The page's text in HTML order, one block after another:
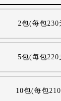
2包(每包230
5包(每包220
10包(每包